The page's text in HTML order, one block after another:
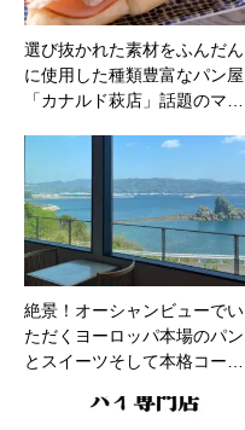
選び抜かれた素材をふんだん
に使用した種類豊富なパン屋
「カナルド萩店」話題のマ…
絶景！オーシャンビューでい
ただくヨーロッパ本場のパン
とスイーツそして本格コー…